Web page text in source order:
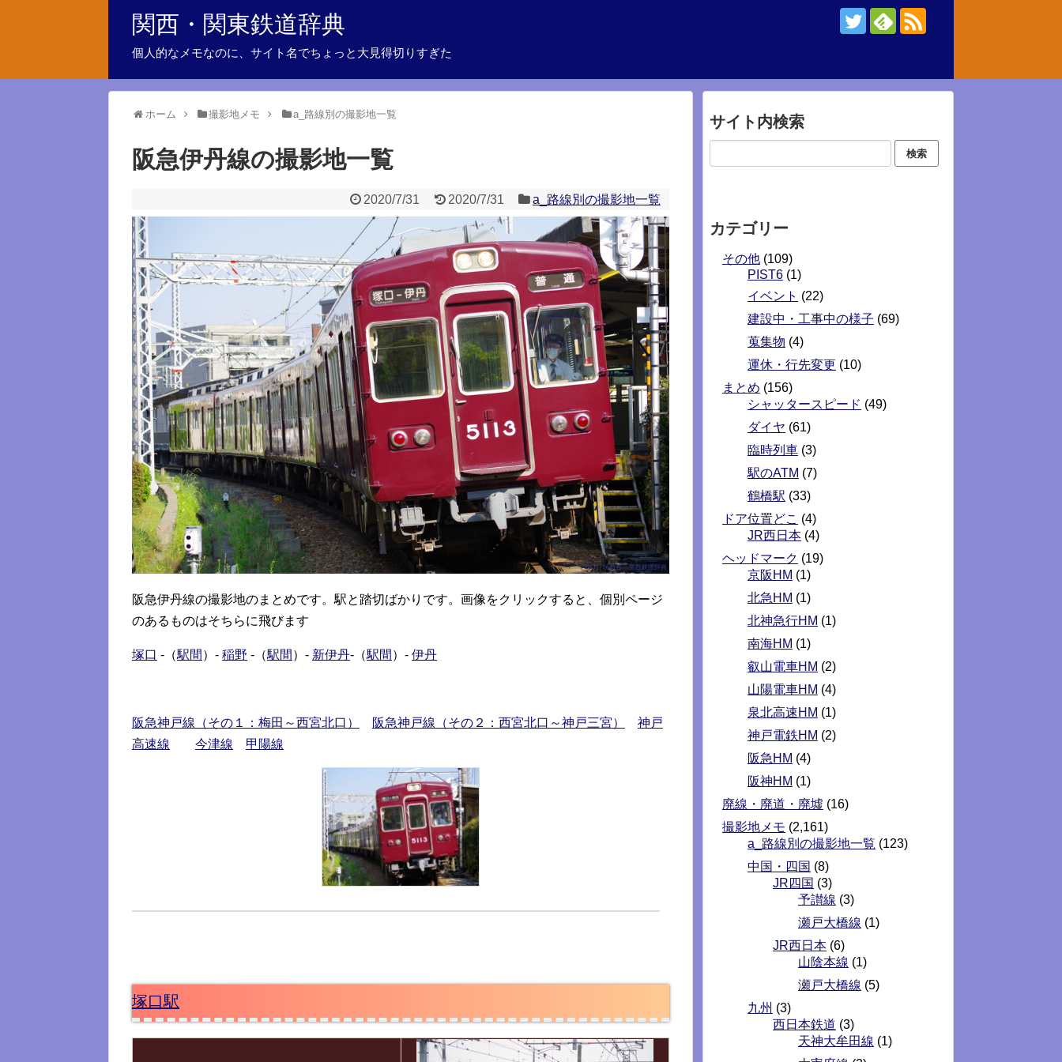
関西・関東鉄道辞典
個人的なメモなのに、サイト名でちょっと大見得切りすぎた
ホーム 撮影地メモ a_路線別の撮影地一覧
阪急伊丹線の撮影地一覧
2020/7/31 2020/7/31 a_路線別の撮影地一覧
阪急伊丹線の撮影地のまとめです。駅と踏切ばかりです。画像をクリックすると、個別ページ
のあるものはそちらに飛びます
塚口 -（駅間 ）- 稲野 -（駅間 ）- 新伊丹-（駅間 ）- 伊丹
阪急神戸線（その１：梅田～西宮北口） 阪急神戸線（その２：西宮北口～神戸三宮）
神戸
高速線
今津線 甲陽線
塚口駅
サイト内検索
カテゴリー
その他 (109)
PIST6 (1)
イベント (22)
建設中・工事中の様子 (69)
蒐集物 (4)
運休・行先変更 (10)
まとめ (156)
シャッタースピード (49)
ダイヤ (61)
臨時列車 (3)
駅のATM (7)
鶴橋駅 (33)
ドア位置どこ (4)
JR西日本 (4)
ヘッドマーク (19)
京阪HM (1)
北急HM (1)
北神急行HM (1)
南海HM (1)
叡山電車HM (2)
山陽電車HM (4)
泉北高速HM (1)
神戸電鉄HM (2)
阪急HM (4)
阪神HM (1)
廃線・廃道・廃墟 (16)
撮影地メモ (2,161)
a_路線別の撮影地一覧 (123)
中国・四国 (8)
JR四国 (3)
予讃線 (3)
瀬戸大橋線 (1)
JR西日本 (6)
山陰本線 (1)
瀬戸大橋線 (5)
九州 (3)
西日本鉄道 (3)
天神大牟田線 (1)